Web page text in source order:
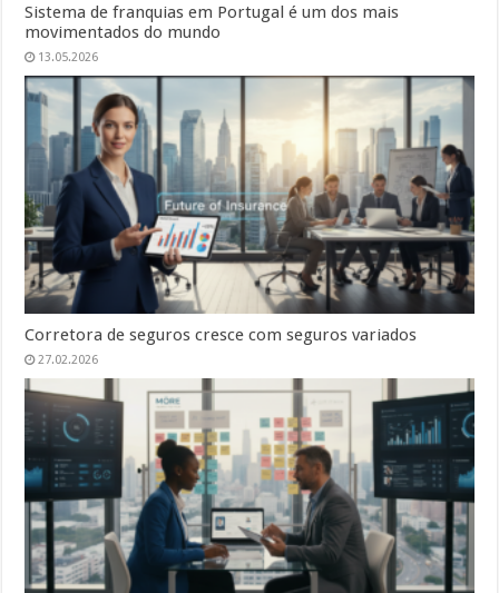
Sistema de franquias em Portugal é um dos mais
movimentados do mundo
13.05.2026
Corretora de seguros cresce com seguros variados
27.02.2026